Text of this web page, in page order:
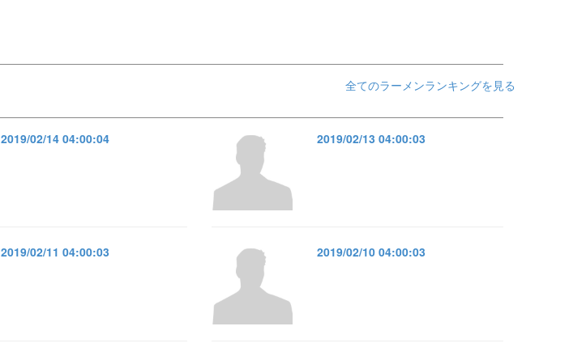
全てのラーメンランキングを見る
2019/02/14 04:00:04 2019/02/13 04:00:03
2019/02/11 04:00:03 2019/02/10 04:00:03